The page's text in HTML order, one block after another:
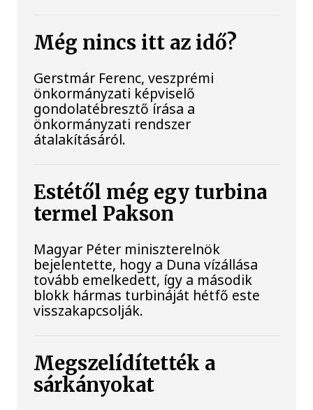
Még nincs itt az idő?
Gerstmár Ferenc, veszprémi
önkormányzati képviselő
gondolatébresztő írása a
önkormányzati rendszer
átalakításáról.
Estétől még egy turbina
termel Pakson
Magyar Péter miniszterelnök
bejelentette, hogy a Duna vízállása
tovább emelkedett, így a második
blokk hármas turbináját hétfő este
visszakapcsolják.
Megszelídítették a
sárkányokat